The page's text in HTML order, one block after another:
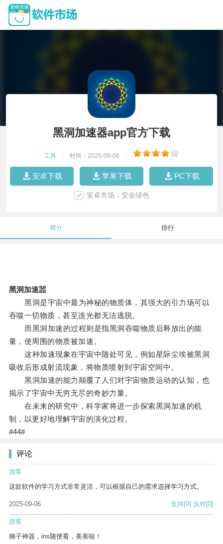
黑洞加速器app官方下载
工具 时间：2025-09-06
安卓下载 苹果下载 PC下载
安卓市场，安全绿色
简介 排行
黑洞加速噐
黑洞是宇宙中最为神秘的物质体，其强大的引力场可以
吞噬一切物质，甚至连光都无法逃脱。
而黑洞加速的过程则是指黑洞吞噬物质后释放出的能
量，使周围的物质被加速。
这种加速现象在宇宙中随处可见，例如星际尘埃被黑洞
吸收后形成射流现象，将物质喷射到宇宙空间中。
黑洞加速的能力颠覆了人们对宇宙物质运动的认知，也
揭示了宇宙中无穷无尽的奇妙力量。
在未来的研究中，科学家将进一步探索黑洞加速的机
制，以更好地理解宇宙的演化过程。
#44#
评论
游客
这款软件的学习方式非常灵活，可以根据自己的需求选择学习方式。
2025-09-06 支持[0] 反对[0]
游客
梯子神器，ins随便看，美美哒！